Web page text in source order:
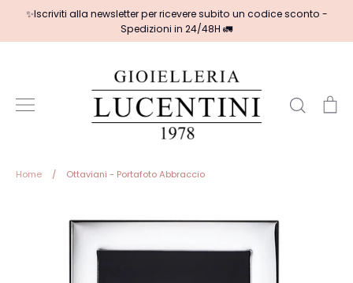
Salta
contenuto
✨Iscriviti alla newsletter per ricevere subito un codice sconto -
Spedizioni in 24/48H 🚛
Cerca
Home / Ottaviani - Portafoto Abbraccio